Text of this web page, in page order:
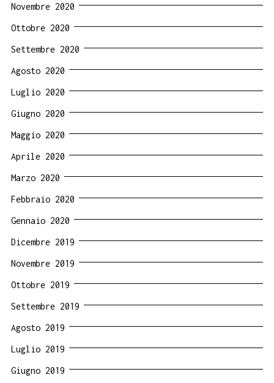
Novembre 2020
Ottobre 2020
Settembre 2020
Agosto 2020
Luglio 2020
Giugno 2020
Maggio 2020
Aprile 2020
Marzo 2020
Febbraio 2020
Gennaio 2020
Dicembre 2019
Novembre 2019
Ottobre 2019
Settembre 2019
Agosto 2019
Luglio 2019
Giugno 2019